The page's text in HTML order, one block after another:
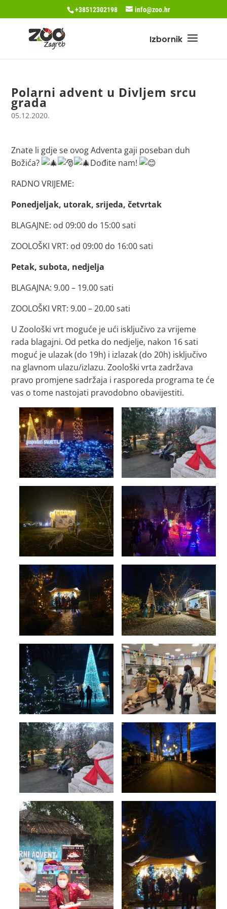
+38512302198 info@zoo.hr
Polarni advent u Divljem srcu
grada
05.12.2020.
Znate li gdje se ovog Adventa gaji poseban duh
Božića?
Dođite nam!
RADNO VRIJEME:
Ponedjeljak, utorak, srijeda, četvrtak
BLAGAJNE: od 09:00 do 15:00 sati
ZOOLOŠKI VRT: od 09:00 do 16:00 sati
Petak, subota, nedjelja
BLAGAJNA: 9.00 – 19.00 sati
ZOOLOŠKI VRT: 9.00 – 20.00 sati
U Zoološki vrt moguće je ući isključivo za vrijeme
rada blagajni. Od petka do nedjelje, nakon 16 sati
moguć je ulazak (do 19h) i izlazak (do 20h) isključivo
na glavnom ulazu/izlazu. Zoološki vrta zadržava
pravo promjene sadržaja i rasporeda programa te će
vas o tome nastojati pravodobno obavijestiti.